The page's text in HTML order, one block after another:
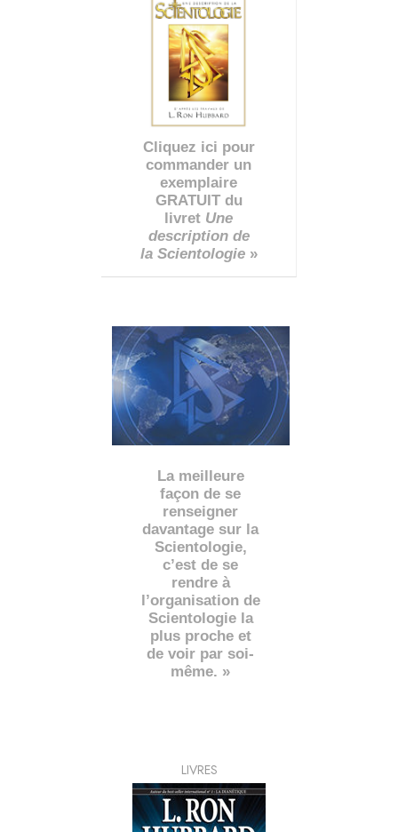
Cliquez ici pour
commander un
exemplaire
GRATUIT du
livret Une
description de
la Scientologie»
La meilleure
façon de se
renseigner
davantage sur la
Scientologie,
c’est de se
rendre à
l’organisation de
Scientologie la
plus proche et
de voir par soi-
même. »
LIVRES